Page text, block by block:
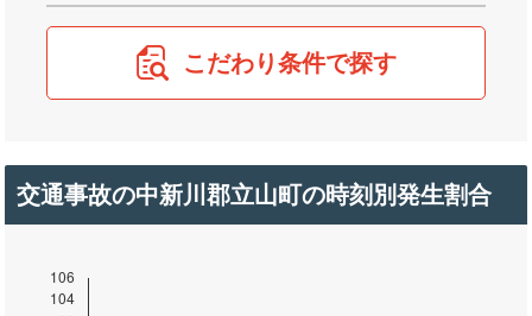
こだわり条件で探す
交通事故の中新川郡立山町の時刻別発生割合